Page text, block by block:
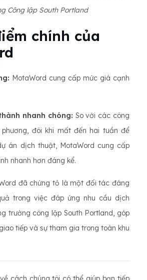
Công lập South Portland
chính của
MotaWord cung cấp mức giá cạnh
nhanh chóng: So với các công
đôi khi mất đến hai tuần để
án dịch thuật, MotaWord cung cấp
nhanh hơn đáng kể.
đã chứng tỏ là một đối tác đáng
trong việc đáp ứng nhu cầu dịch
trường công lập South Portland, góp
tiếp và sự tham gia trong toàn khu